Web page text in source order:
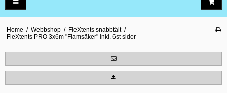
Home / Webbshop / FleXtents snabbtält /
FleXtents PRO 3x6m "Flamsäker" inkl. 6st sidor